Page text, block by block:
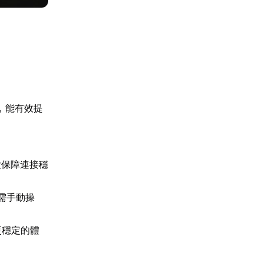
能有效提
障連接穩
手動操
定的體